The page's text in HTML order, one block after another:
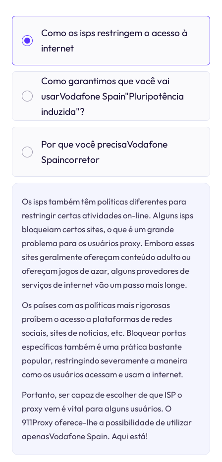
Como os isps restringem o acesso à
internet
Como garantimos que você vai
usarVodafone Spain"Pluripotência
induzida"?
Por que você precisaVodafone
Spaincorretor
Os isps também têm políticas diferentes para
restringir certas atividades on-line. Alguns isps
bloqueiam certos sites, o que é um grande
problema para os usuários proxy. Embora esses
sites geralmente ofereçam conteúdo adulto ou
ofereçam jogos de azar, alguns provedores de
serviços de internet vão um passo mais longe.
Os países com as políticas mais rigorosas
proíbem o acesso a plataformas de redes
sociais, sites de notícias, etc. Bloquear portas
específicas também é uma prática bastante
popular, restringindo severamente a maneira
como os usuários acessam e usam a internet.
Portanto, ser capaz de escolher de que ISP o
proxy vem é vital para alguns usuários. O
911Proxy oferece-lhe a possibilidade de utilizar
apenasVodafone Spain. Aqui está!